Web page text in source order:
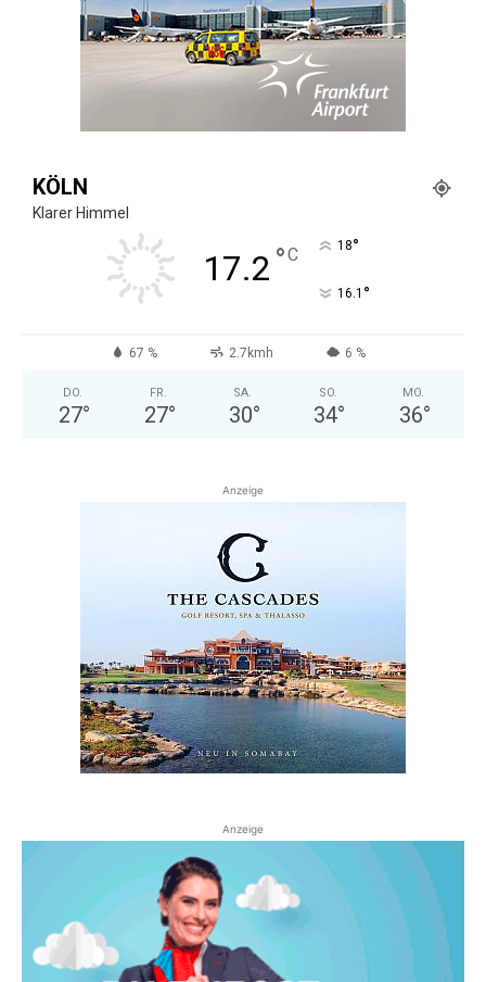
KÖLN
Klarer Himmel
17.2 °C 18°
16.1 °
67 % 2.7kmh 6 %
DO.
27°
FR.
27°
SA.
30°
SO.
34°
MO.
36°
Anzeige
Anzeige